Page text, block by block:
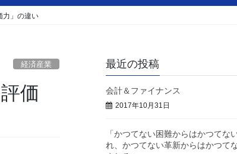
力」の違い
経済産業
価
最近の投稿
会計＆ファイナンス
2017年10月31日
「かつてない困難からはかつてな
れ、かつてない革新からはかつて